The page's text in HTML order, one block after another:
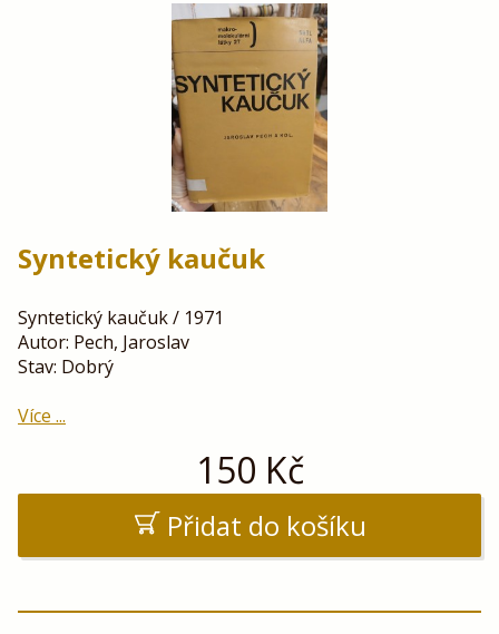
Syntetický kaučuk
Syntetický kaučuk / 1971
Autor: Pech, Jaroslav
Stav: Dobrý
Více ...
150 Kč
Přidat do košíku